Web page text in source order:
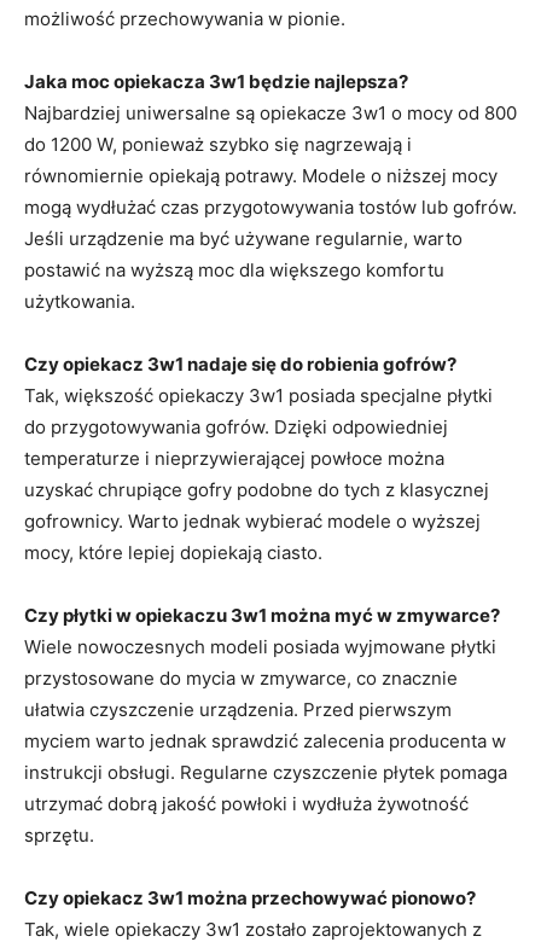
możliwość przechowywania w pionie.
Jaka moc opiekacza 3w1 będzie najlepsza?
Najbardziej uniwersalne są opiekacze 3w1 o mocy od 800
do 1200 W, ponieważ szybko się nagrzewają i
równomiernie opiekają potrawy. Modele o niższej mocy
mogą wydłużać czas przygotowywania tostów lub gofrów.
Jeśli urządzenie ma być używane regularnie, warto
postawić na wyższą moc dla większego komfortu
użytkowania.
Czy opiekacz 3w1 nadaje się do robienia gofrów?
Tak, większość opiekaczy 3w1 posiada specjalne płytki
do przygotowywania gofrów. Dzięki odpowiedniej
temperaturze i nieprzywierającej powłoce można
uzyskać chrupiące gofry podobne do tych z klasycznej
gofrownicy. Warto jednak wybierać modele o wyższej
mocy, które lepiej dopiekają ciasto.
Czy płytki w opiekaczu 3w1 można myć w zmywarce?
Wiele nowoczesnych modeli posiada wyjmowane płytki
przystosowane do mycia w zmywarce, co znacznie
ułatwia czyszczenie urządzenia. Przed pierwszym
myciem warto jednak sprawdzić zalecenia producenta w
instrukcji obsługi. Regularne czyszczenie płytek pomaga
utrzymać dobrą jakość powłoki i wydłuża żywotność
sprzętu.
Czy opiekacz 3w1 można przechowywać pionowo?
Tak, wiele opiekaczy 3w1 zostało zaprojektowanych z